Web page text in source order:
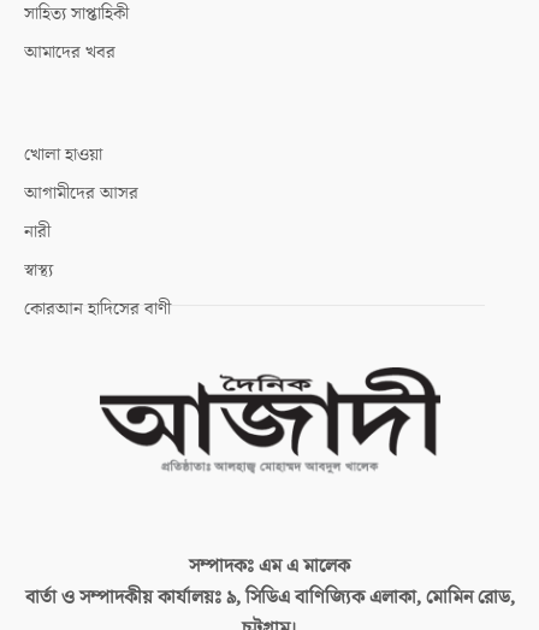
সাহিত্য সাপ্তাহিকী
আমাদের খবর
খোলা হাওয়া
আগামীদের আসর
নারী
স্বাস্থ্য
কোরআন হাদিসের বাণী
সম্পাদকঃএম এ মালেক
বার্তা ও সম্পাদকীয় কার্যালয়ঃ৯, সিডিএ বাণিজ্যিক এলাকা, মোমিন রোড,